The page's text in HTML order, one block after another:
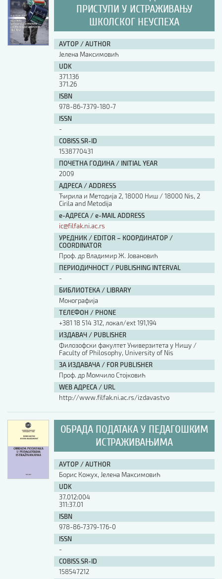
ПРИСТУПИ У ИСТРАЖИВАЊУ
ШКОЛСКОГ НЕУСПЕХА
АУТОР / AUTHOR
Јелена Максимовић
UDK
371.136
371.26
ISBN
978-86-7379-180-7
ISSN
-
COBISS.SR-ID
1538770431
ПОЧЕТНА ГОДИНА / INITIAL YEAR
2009
АДРЕСА / ADDRESS
Ћирила и Методија 2, 18000 Ниш / 18000 Nis, 2
Cirila and Metodija
е-АДРЕСА / e-MAIL ADDRESS
ic@filfak.ni.ac.rs
УРЕДНИК / EDITOR – КООРДИНАТОР /
COORDINATOR
Проф. др Владимир Ж. Јовановић
ПЕРИОДИЧНОСТ / PUBLISHING INTERVAL
-
БИБЛИОТЕКА / LIBRARY
Монографија
ТЕЛЕФОН / PHONE
+381 18 514 312, локал/ext 191,194
ИЗДАВАЧ / PUBLISHER
Филозофски факултет Универзитета у Нишу /
Faculty of Philosophy, University of Nis
ЗА ИЗДАВАЧА / FOR PUBLISHER
Проф. др Момчило Стојковић
WEB АДРЕСА / URL
http://www.filfak.ni.ac.rs/izdavastvo
ОБРАДА ПОДАТАКА У ПЕДАГОШКИМ
ИСТРАЖИВАЊИМА
АУТОР / AUTHOR
Борис Кожух, Јелена Максимовић
UDK
37.012:004
311:37.01
ISBN
978-86-7379-176-0
ISSN
-
COBISS.SR-ID
158547212